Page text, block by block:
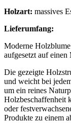
Holzart: massives
Lieferumfang:
Moderne
aufgesetzt auf einen
Die gezeigte
und weicht bei
um ein reines
Holzbeschaffenheit
oder
Produkte zu einem